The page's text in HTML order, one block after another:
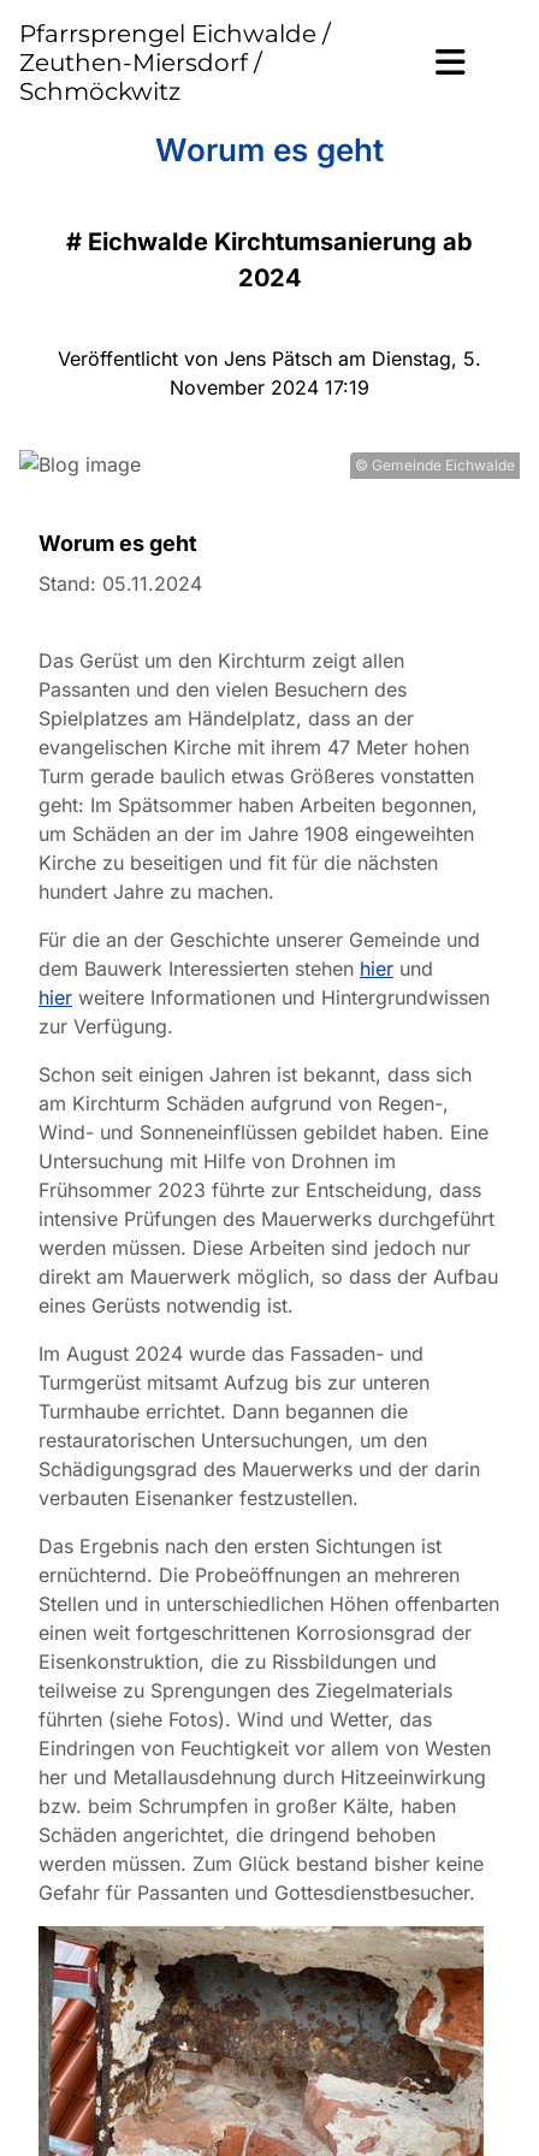
Pfarrsprengel Eichwalde /
Zeuthen-Miersdorf /
Schmöckwitz
​Worum es geht
# Eichwalde Kirchtumsanierung ab
2024
Veröffentlicht von Jens Pätsch am Dienstag, 5.
November 2024 17:19
© Gemeinde Eichwalde
​Worum es geht
Stand: 05.11.2024
Das Gerüst um den Kirchturm zeigt allen
Passanten und den vielen Besuchern des
Spielplatzes am Händelplatz, dass an der
evangelischen Kirche mit ihrem 47 Meter hohen
Turm gerade baulich etwas Größeres vonstatten
geht: Im Spätsommer haben Arbeiten begonnen,
um Schäden an der im Jahre 1908 eingeweihten
Kirche zu beseitigen und fit für die nächsten
hundert Jahre zu machen.
Für die an der Geschichte unserer Gemeinde und
dem Bauwerk Interessierten stehen hier und
hier weitere Informationen und Hintergrundwissen
zur Verfügung.
Schon seit einigen Jahren ist bekannt, dass sich
am Kirchturm Schäden aufgrund von Regen-,
Wind- und Sonneneinflüssen gebildet haben. Eine
Untersuchung mit Hilfe von Drohnen im
Frühsommer 2023 führte zur Entscheidung, dass
intensive Prüfungen des Mauerwerks durchgeführt
werden müssen. Diese Arbeiten sind jedoch nur
direkt am Mauerwerk möglich, so dass der Aufbau
eines Gerüsts notwendig ist.
Im August 2024 wurde das Fassaden- und
Turmgerüst mitsamt Aufzug bis zur unteren
Turmhaube errichtet. Dann begannen die
restauratorischen Untersuchungen, um den
Schädigungsgrad des Mauerwerks und der darin
verbauten Eisenanker festzustellen.
Das Ergebnis nach den ersten Sichtungen ist
ernüchternd. Die Probeöffnungen an mehreren
Stellen und in unterschiedlichen Höhen offenbarten
einen weit fortgeschrittenen Korrosionsgrad der
Eisenkonstruktion, die zu Rissbildungen und
teilweise zu Sprengungen des Ziegelmaterials
führten (siehe Fotos). Wind und Wetter, das
Eindringen von Feuchtigkeit vor allem von Westen
her und Metallausdehnung durch Hitzeeinwirkung
bzw. beim Schrumpfen in großer Kälte, haben
Schäden angerichtet, die dringend behoben
werden müssen. Zum Glück bestand bisher keine
Gefahr für Passanten und Gottesdienstbesucher.